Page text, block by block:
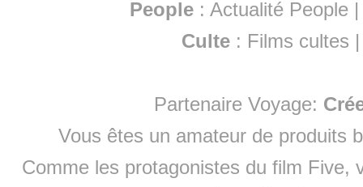
People :Actualité People
Culte : Films cultes
Partenaire Voyage:
Vous êtes un amateur de produits
Comme les protagonistes du film Five,